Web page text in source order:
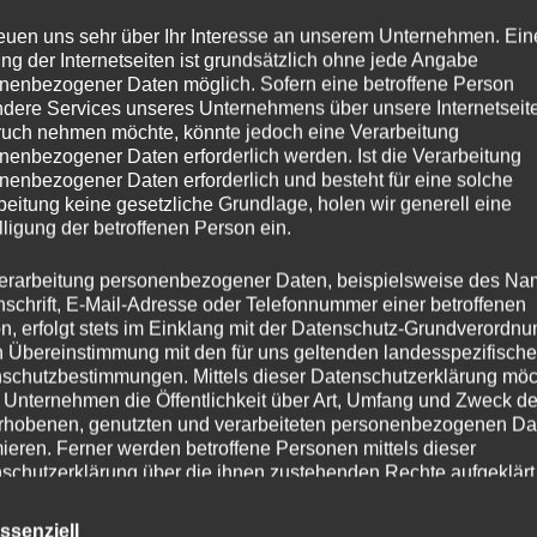
hohe Qualität in Verbindung mit
Fachbereiche ab
uns sehr über Ihr Interesse an unserem Unternehmen.
der Internetseiten ist grundsätzlich ohne jede Angabe
Daten möglich. Sofern eine betroffene Person
Services unseres Unternehmens über unsere
nehmen möchte, könnte jedoch eine Verarbeitung
Daten erforderlich werden. Ist die Verarbeitung
Daten erforderlich und besteht für eine solche
keine gesetzliche Grundlage, holen wir generell eine
der betroffenen Person ein.
personenbezogener Daten, beispielsweise des
E-Mail-Adresse oder Telefonnummer einer betroffenen
erfolgt stets im Einklang mit der Datenschutz-
Übereinstimmung mit den für uns geltenden
Mittels dieser Datenschutzerklärung
Unternehmen die Öffentlichkeit über Art, Umfang und Zweck
genutzten und verarbeiteten personenbezogenen
Ferner werden betroffene Personen mittels dieser
über die ihnen zustehenden Rechte aufgeklärt.
als für die Verarbeitung Verantwortlicher zahlreiche